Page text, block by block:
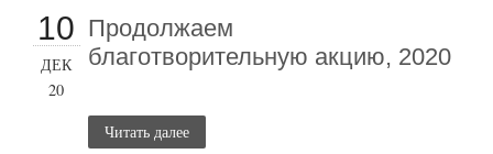
10
ДЕК
20
Продолжаем
благотворительную акцию, 2020
Читать далее